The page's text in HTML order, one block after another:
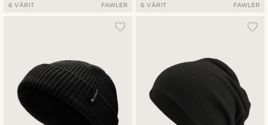
6 VÄRIT FAWLER 6 VÄRIT FAWLER